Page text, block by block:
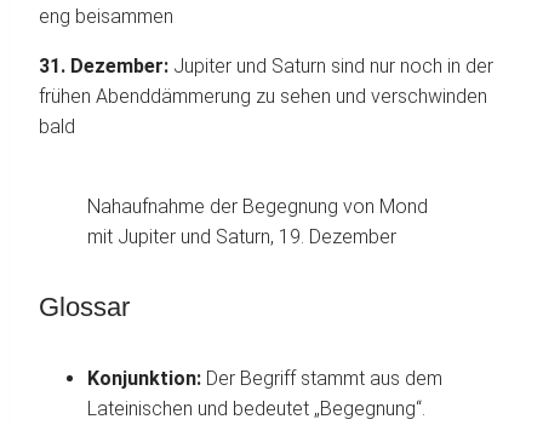
eng beisammen
31. Dezember: Jupiter und Saturn sind nur noch in der
frühen Abenddämmerung zu sehen und verschwinden
bald
Nahaufnahme der Begegnung von Mond
mit Jupiter und Saturn, 19. Dezember
Glossar
Konjunktion: Der Begriff stammt aus dem
Lateinischen und bedeutet „Begegnung“.